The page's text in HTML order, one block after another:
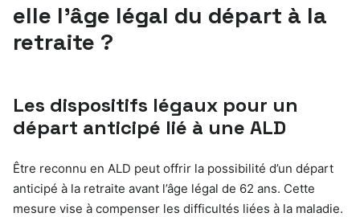
elle l’âge légal du départ à la
retraite ?
Les dispositifs légaux pour un
départ anticipé lié à une ALD
Être reconnu en ALD peut offrir la possibilité d’un départ
anticipé à la retraite avant l’âge légal de 62 ans. Cette
mesure vise à compenser les difficultés liées à la maladie.